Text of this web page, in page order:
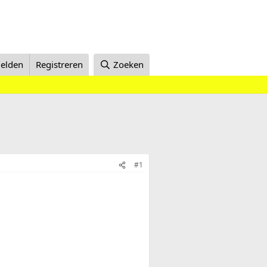
Registreren Zoeken
#1